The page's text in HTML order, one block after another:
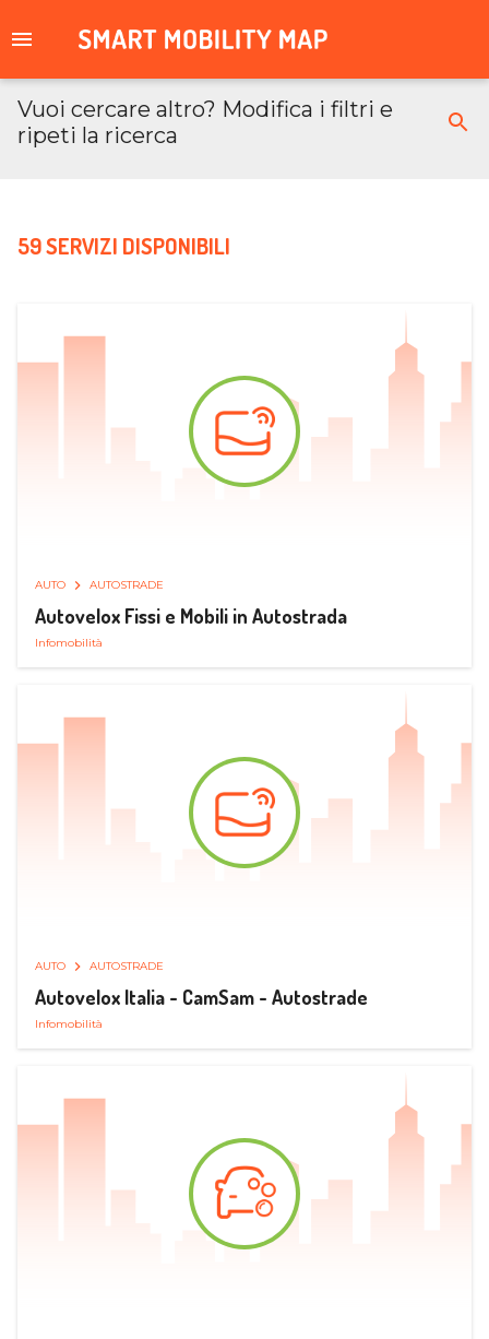
Vuoi cercare altro? Modifica i filtri e
ripeti la ricerca
59 SERVIZI DISPONIBILI
AUTO AUTOSTRADE
Autovelox Fissi e Mobili in Autostrada
Infomobilità
AUTO AUTOSTRADE
Autovelox Italia - CamSam - Autostrade
Infomobilità